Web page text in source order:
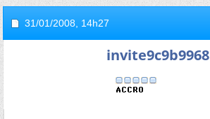
31/01/2008, 14h27
invite9c9b9968